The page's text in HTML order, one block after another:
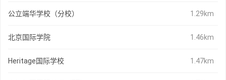
公立端华学校（分校） 1.29km
北京国际学院 1.46km
Heritage国际学校 1.47km